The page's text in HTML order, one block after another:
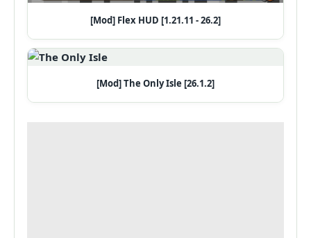
[Mod] Flex HUD [1.21.11 - 26.2]
[Mod] The Only Isle [26.1.2]